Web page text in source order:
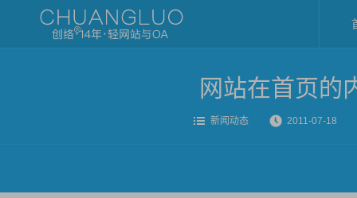
网站在首页的
新闻动态 2011-07-18